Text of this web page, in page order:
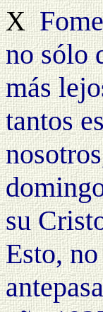
X
no sólo
más
tantos
su
Esto,